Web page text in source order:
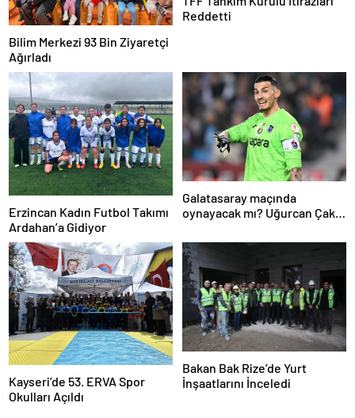
Bilim Merkezi 93 Bin Ziyaretçi
Ağırladı
Reddetti
Erzincan Kadın Futbol Takımı
Ardahan’a Gidiyor
Galatasaray maçında
oynayacak mı? Uğurcan Çakır
Kayseri’de 53. ERVA Spor
Okulları Açıldı
Bakan Bak Rize’de Yurt
İnşaatlarını İnceledi